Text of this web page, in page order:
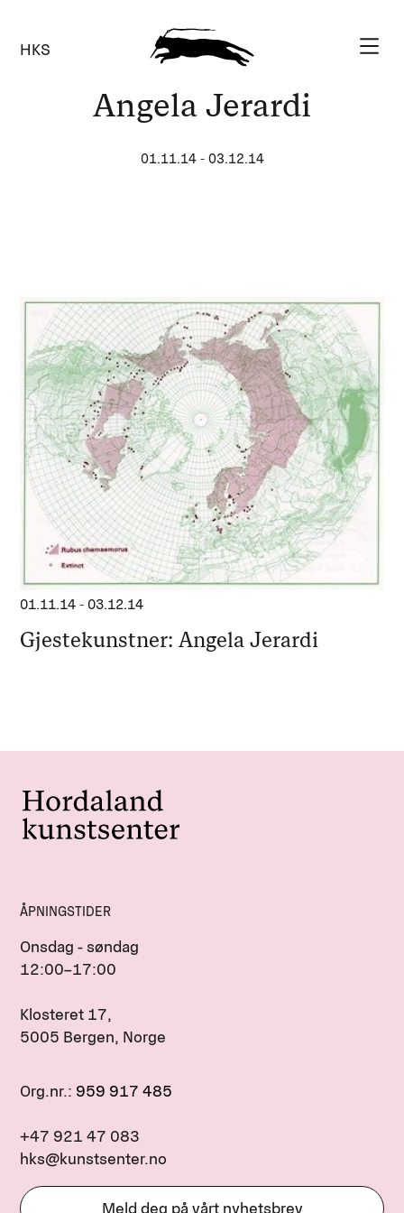
HKS
Angela Jerardi
01.11.14- 03.12.14
01.11.14 -03.12.14
Gjestekunstner: Angela Jerardi
ÅPNINGSTIDER
Onsdag - søndag
12:00–17:00
Klosteret 17,
5005 Bergen, Norge
Org.nr.: 959 917 485
+47 921 47 083
hks@kunstsenter.no
Meld deg på vårt nyhetsbrev